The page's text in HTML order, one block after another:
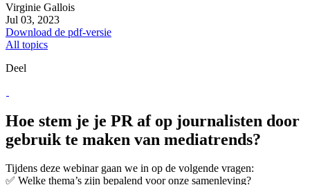
Virginie Gallois
Jul 03, 2023
Download de pdf-versie
All topics
Deel
Hoe stem je je PR af op journalisten door
gebruik te maken van mediatrends? ​
Tijdens deze webinar gaan we in op de volgende vragen:
✅ Welke thema’s zijn bepalend voor onze samenleving?